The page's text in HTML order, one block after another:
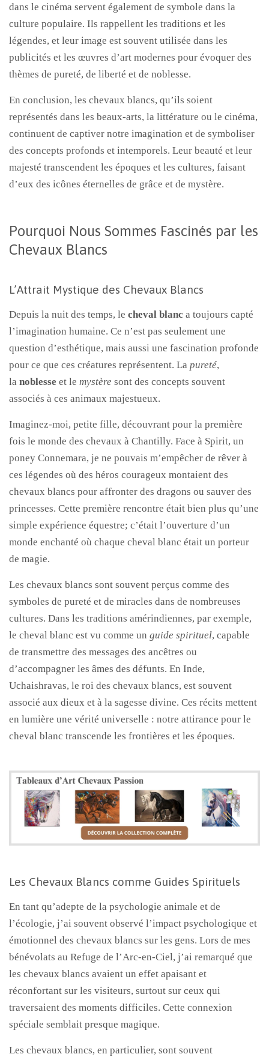
dans le cinéma servent également de symbole dans la
culture populaire. Ils rappellent les traditions et les
légendes, et leur image est souvent utilisée dans les
publicités et les œuvres d’art modernes pour évoquer des
thèmes de pureté, de liberté et de noblesse.
En conclusion, les chevaux blancs, qu’ils soient
représentés dans les beaux-arts, la littérature ou le cinéma,
continuent de captiver notre imagination et de symboliser
des concepts profonds et intemporels. Leur beauté et leur
majesté transcendent les époques et les cultures, faisant
d’eux des icônes éternelles de grâce et de mystère.
Pourquoi Nous Sommes Fascinés par les
Chevaux Blancs
L’Attrait Mystique des Chevaux Blancs
Depuis la nuit des temps, le cheval blanc a toujours capté
l’imagination humaine. Ce n’est pas seulement une
question d’esthétique, mais aussi une fascination profonde
pour ce que ces créatures représentent. La pureté,
la noblesse et le mystère sont des concepts souvent
associés à ces animaux majestueux.
Imaginez-moi, petite fille, découvrant pour la première
fois le monde des chevaux à Chantilly. Face à Spirit, un
poney Connemara, je ne pouvais m’empêcher de rêver à
ces légendes où des héros courageux montaient des
chevaux blancs pour affronter des dragons ou sauver des
princesses. Cette première rencontre était bien plus qu’une
simple expérience équestre; c’était l’ouverture d’un
monde enchanté où chaque cheval blanc était un porteur
de magie.
Les chevaux blancs sont souvent perçus comme des
symboles de pureté et de miracles dans de nombreuses
cultures. Dans les traditions amérindiennes, par exemple,
le cheval blanc est vu comme un guide spirituel, capable
de transmettre des messages des ancêtres ou
d’accompagner les âmes des défunts. En Inde,
Uchaishravas, le roi des chevaux blancs, est souvent
associé aux dieux et à la sagesse divine. Ces récits mettent
en lumière une vérité universelle : notre attirance pour le
cheval blanc transcende les frontières et les époques.
Les Chevaux Blancs comme Guides Spirituels
En tant qu’adepte de la psychologie animale et de
l’écologie, j’ai souvent observé l’impact psychologique et
émotionnel des chevaux blancs sur les gens. Lors de mes
bénévolats au Refuge de l’Arc-en-Ciel, j’ai remarqué que
les chevaux blancs avaient un effet apaisant et
réconfortant sur les visiteurs, surtout sur ceux qui
traversaient des moments difficiles. Cette connexion
spéciale semblait presque magique.
Les chevaux blancs, en particulier, sont souvent